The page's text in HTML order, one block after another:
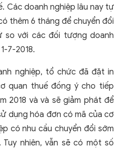
Các doanh nghiệp lâu nay tự
thêm 6 tháng để chuyển đổi
so với các đối tượng doanh
7-2018.
nghiệp, tổ chức đã đặt in
quan thuế đồng ý cho tiếp
2018 và và sẽ giảm phát để
dụng hóa đơn có mã của cơ
có nhu cầu chuyển đổi sớm
nhiên, vẫn sẽ có một số